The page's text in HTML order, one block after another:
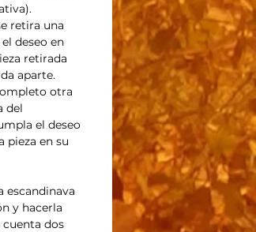
retira una
deseo en
retirada
aparte.
otra
del
el deseo
pieza en su
escandinava
y hacerla
cuenta dos